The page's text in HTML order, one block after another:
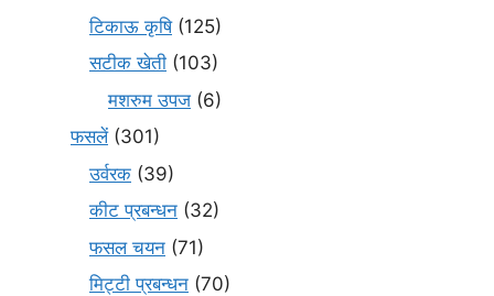
टिकाऊ कृषि(125)
सटीक खेती (103)
मशरुम उपज (6)
फसलें(301)
उर्वरक (39)
कीट प्रबन्धन (32)
फसल चयन (71)
मि‌ट्टी प्रबन्धन (70)